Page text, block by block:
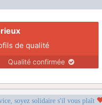
de qualité
Qualité confirmée
soyez solidaire s'il vous plaît